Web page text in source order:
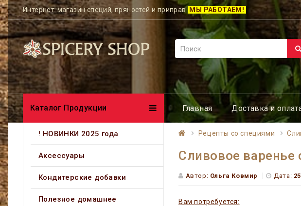
Интернет-магазин специй, пряностей и приправ МЫ РАБОТАЕМ!
Главная Доставка и
Рецепты со специями
Каталог Продукции
! НОВИНКИ 2025 года
Аксессуары
Кондитерские добавки
Полезное домашнее
Сливовое варенье
Автор: Ольга Ковмир Дата:
Вам потребуется: